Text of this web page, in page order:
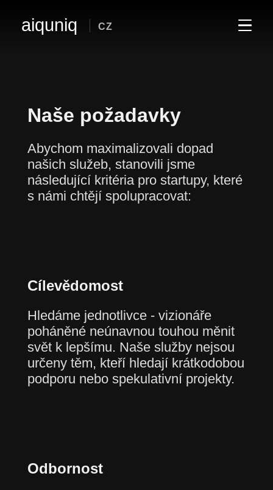
aiquniq CZ
Naše požadavky
Abychom maximalizovali dopad
našich služeb, stanovili jsme
následující kritéria pro startupy, které
s námi chtějí spolupracovat:
Cílevědomost
Hledáme jednotlivce - vizionáře
poháněné neúnavnou touhou měnit
svět k lepšímu. Naše služby nejsou
určeny těm, kteří hledají krátkodobou
podporu nebo spekulativní projekty.
Odbornost